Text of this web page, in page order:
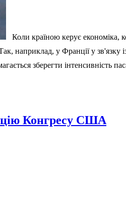
Коли країною керує економіка,
у Франції у зв'язку
зберегти інтенсивність
Конгресу США